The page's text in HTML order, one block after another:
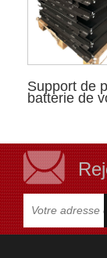
Support de
batterie de